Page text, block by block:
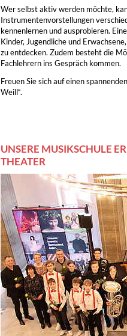
Wer selbst aktiv werden möchte,
Instrumentenvorstellungen
kennenlernen und ausprobieren.
Kinder, Jugendliche und
zu entdecken. Zudem besteht die
Fachlehrern ins Gespräch kommen.
Freuen Sie sich auf einen
Weill“.
UNSERE MUSIKSCHULE
THEATER